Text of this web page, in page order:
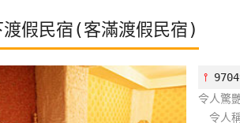
渡假民宿(客滿渡假民宿)
⫯
令人驚
令人